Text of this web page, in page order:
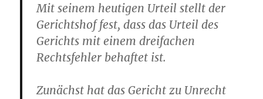
Mit seinem heutigen Urteil stellt der
Gerichtshof fest, dass das Urteil des
Gerichts mit einem dreifachen
Rechtsfehler behaftet ist.
Zunächst hat das Gericht zu Unrecht